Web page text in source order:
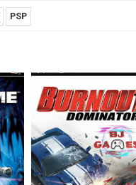
PSP